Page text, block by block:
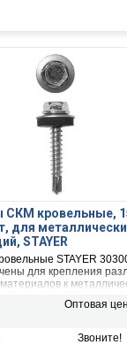
кровельные,
для
STAYER
STAYER
для крепления
к
Оптовая
Звоните!